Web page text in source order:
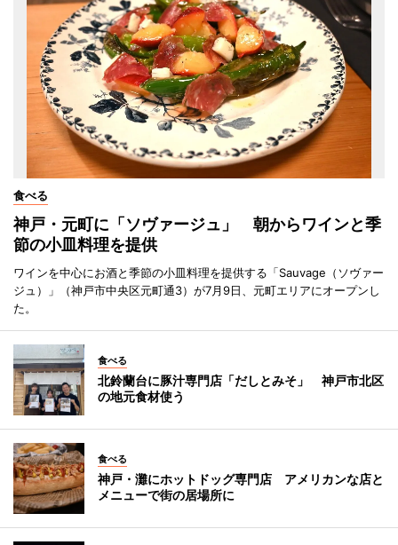
食べる
神戸・元町に「ソヴァージュ」 朝からワインと季
節の小皿料理を提供
ワインを中心にお酒と季節の小皿料理を提供する「Sauvage（ソヴァー
ジュ）」（神戸市中央区元町通3）が7月9日、元町エリアにオープンし
た。
食べる
北鈴蘭台に豚汁専門店「だしとみそ」 神戸市北区
の地元食材使う
食べる
神戸・灘にホットドッグ専門店 アメリカンな店と
メニューで街の居場所に